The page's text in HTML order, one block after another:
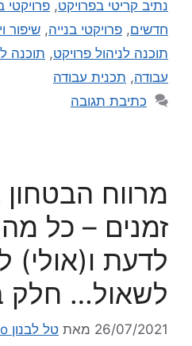
נתיב קריטי בפרויקט, פרויקטי
חדשים, פרויקטי בנייה, שיפור
תוכנה לניהול פרויקט, תוכנה
עבודה, תכנית עבודה
כתיבת תגובה
מרווח הבטחון
זמנים – כל
לדעת ו(אולי)
לשאול… חלק
26/07/2021 מאת טל לבנון Hcp-Go